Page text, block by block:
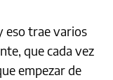
eso trae varios
que cada vez
empezar de